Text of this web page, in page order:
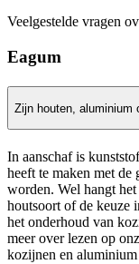
Veelgestelde vragen
Eagum
Zijn houten, aluminium
In aanschaf is
heeft te maken met de
worden. Wel hangt
houtsoort of de keuze
het onderhoud van
meer over lezen op
kozijnen en